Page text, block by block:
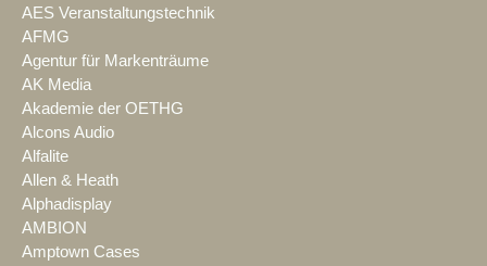
AES Veranstaltungstechnik
AFMG
Agentur für Markenträume
AK Media
Akademie der OETHG
Alcons Audio
Alfalite
Allen & Heath
Alphadisplay
AMBION
Amptown Cases